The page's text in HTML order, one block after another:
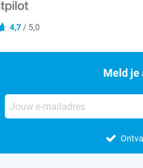
4,7 / 5,0
Meld je